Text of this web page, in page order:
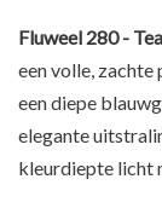
Fluweel 280 -
een volle, zachte
een diepe
elegante
kleurdiepte licht